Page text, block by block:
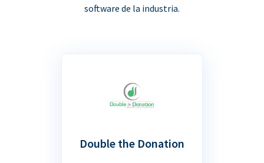
software de la industria.
Double the Donation